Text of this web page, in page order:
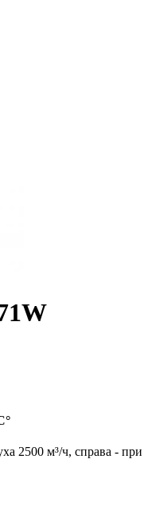
2500 м³/ч, справа -